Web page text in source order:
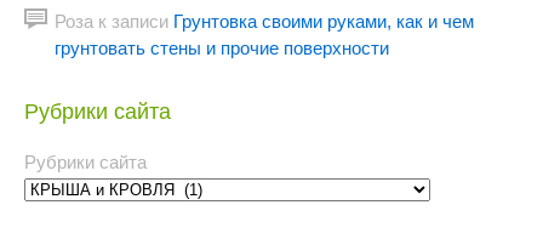
Роза к записи Грунтовка своими руками, как и чем
грунтовать стены и прочие поверхности
Рубрики сайта
Рубрики сайта